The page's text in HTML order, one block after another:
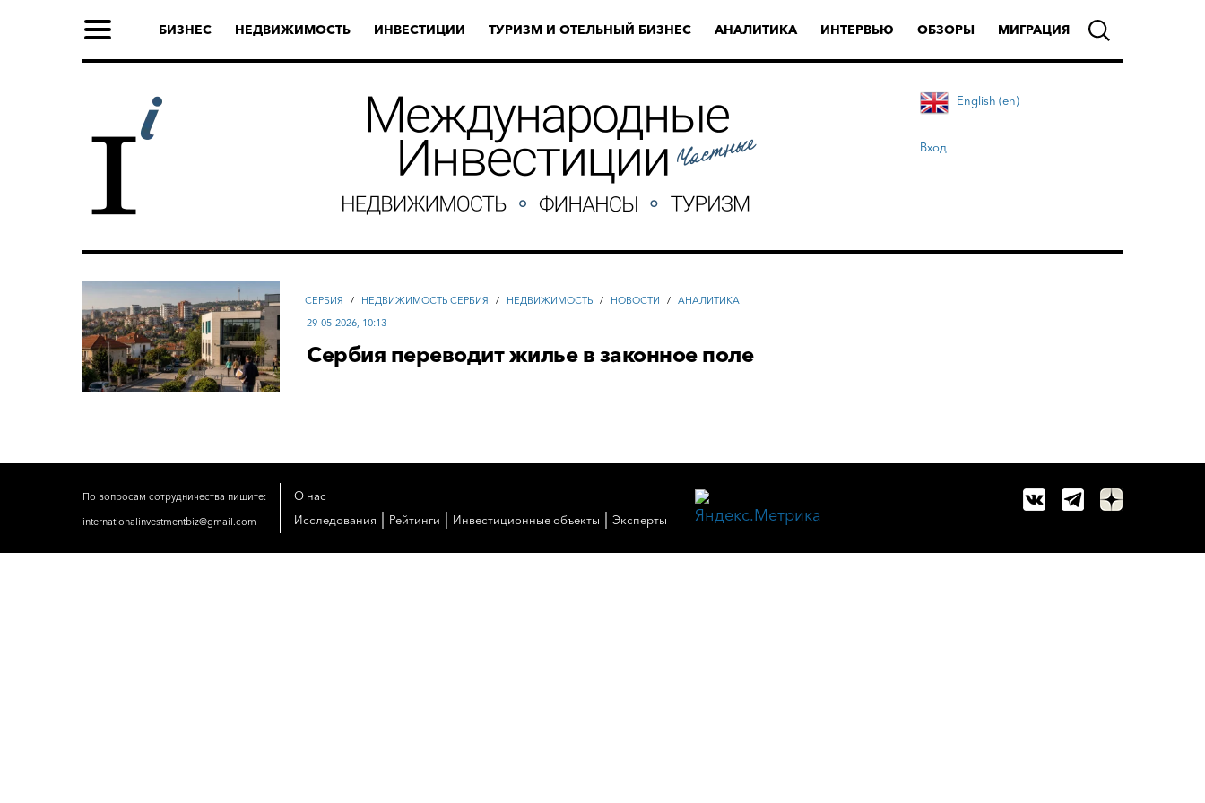
БИЗНЕС НЕДВИЖИМОСТЬ ИНВЕСТИЦИИ ТУРИЗМ И ОТЕЛЬНЫЙ БИЗНЕС АНАЛИТИКА ИНТЕРВЬЮ ОБЗОРЫ МИГРАЦИЯ
English (en)
Вход
СЕРБИЯ / НЕДВИЖИМОСТЬ СЕРБИЯ / НЕДВИЖИМОСТЬ / НОВОСТИ / АНАЛИТИКА
29-05-2026, 10:13
Сербия переводит жилье в законное поле
По вопросам сотрудничества пишите:
internationalinvestmentbiz@gmail.com
О нас
Исследования
Рейтинги Инвестиционные объекты Эксперты